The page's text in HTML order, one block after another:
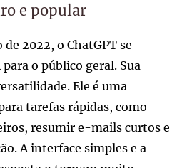
e popular
2022, o ChatGPT se
o público geral. Sua
Ele é uma
tarefas rápidas, como
resumir e-mails curtos e
A interface simples e a